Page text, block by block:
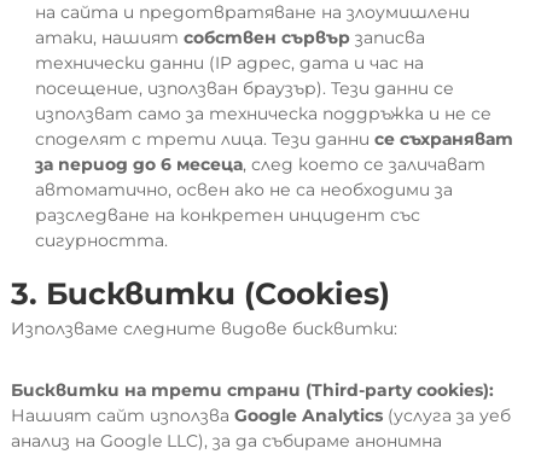
на сайта и предотвратяване на злоумишлени
атаки, нашият собствен сървързаписва
технически данни (IP адрес, дата и час на
посещение, използван браузър). Тези данни се
използват само за техническа поддръжка и не се
споделят с трети лица. Тези данни се съхраняват
за период до 6 месеца, след което се заличават
автоматично, освен ако не са необходими за
разследване на конкретен инцидент със
сигурността.
3. Бисквитки (Cookies)
Използваме следните видове бисквитки:
Бисквитки на трети страни (Third-party cookies):
Нашият сайт използва Google Analytics(услуга за уеб
анализ на Google LLC), за да събираме анонимна